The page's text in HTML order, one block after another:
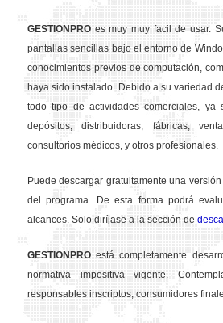
GESTION PRO es muy muy facil de usar.
pantallas sencillas bajo el entorno de
conocimientos previos de computación,
haya sido instalado. Debido a su variedad
todo tipo de actividades comerciales, ya
depósitos, distribuidoras, fábricas,
consultorios médicos, y otros profesionales.
Puede descargar gratuitamente una
del programa. De esta forma podrá
alcances. Solo diríjase a la sección de
GESTION PRO está completamente
normativa impositiva vigente.
responsables inscriptos, consumidores